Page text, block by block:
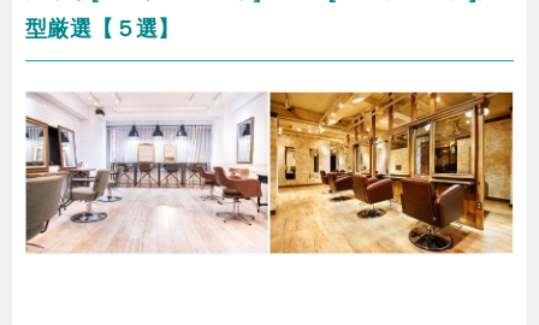
型厳選【５選】